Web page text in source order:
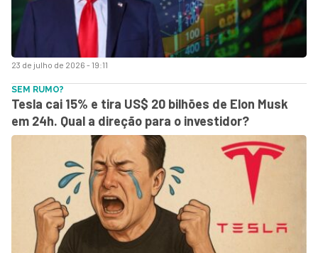
23 de julho de 2026 - 19:11
SEM RUMO?
Tesla cai 15% e tira US$ 20 bilhões de Elon Musk
em 24h. Qual a direção para o investidor?